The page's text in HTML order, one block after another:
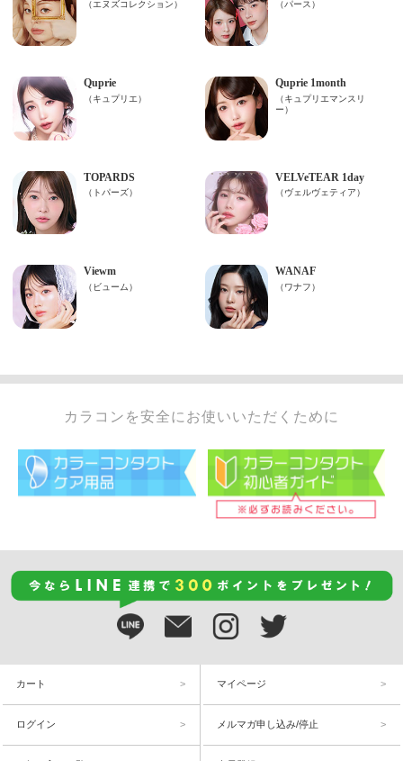
カラコンを安全にお使いいただくために
カート マイページ
ログイン メルマガ申し込み/停止